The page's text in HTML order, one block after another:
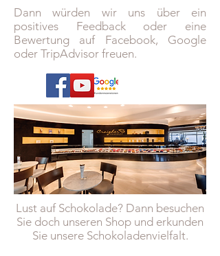
Dann würden wir uns über ein
positives Feedback oder eine
Bewertung auf Facebook, Google
oder TripAdvisor freuen.
Lust auf Schokolade? Dann besuchen
Sie doch unseren Shop und erkunden
Sie unsere Schokoladenvielfalt.